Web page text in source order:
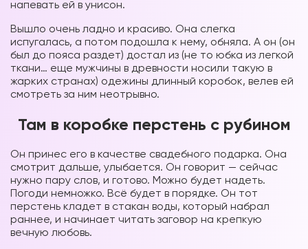
напевать ей в унисон.
Вышло очень ладно и красиво. Она слегка
испугалась, а потом подошла к нему, обняла. А он (он
был до пояса раздет) достал из (не то юбка из легкой
ткани… еще мужчины в древности носили такую в
жарких странах) одежины длинный коробок, велев ей
смотреть за ним неотрывно.
Там в коробке перстень с рубином
Он принес его в качестве свадебного подарка. Она
смотрит дальше, улыбается. Он говорит — сейчас
нужно пару слов, и готово. Можно будет надеть.
Погоди немножко. Всё будет в порядке. Он тот
перстень кладет в стакан воды, который набрал
раннее, и начинает читать заговор на крепкую
вечную любовь.